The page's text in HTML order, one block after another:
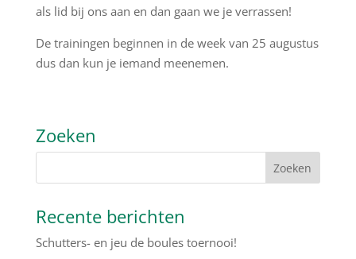
als lid bij ons aan en dan gaan we je verrassen!
De trainingen beginnen in de week van 25 augustus
dus dan kun je iemand meenemen.
Zoeken
Recente berichten
Schutters- en jeu de boules toernooi!